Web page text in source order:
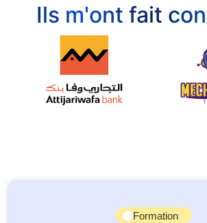
Ils m'ont fait
Formation